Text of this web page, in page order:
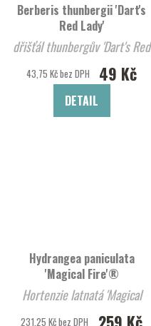
Berberis thunbergii 'Dart's
Red Lady'
dřišťál thunbergův 'Dart's Red
43,75 Kč bez DPH 49 Kč
DETAIL
Hydrangea paniculata
'Magical Fire'®
Hortenzie latnatá 'Magical
231,25 Kč bez DPH